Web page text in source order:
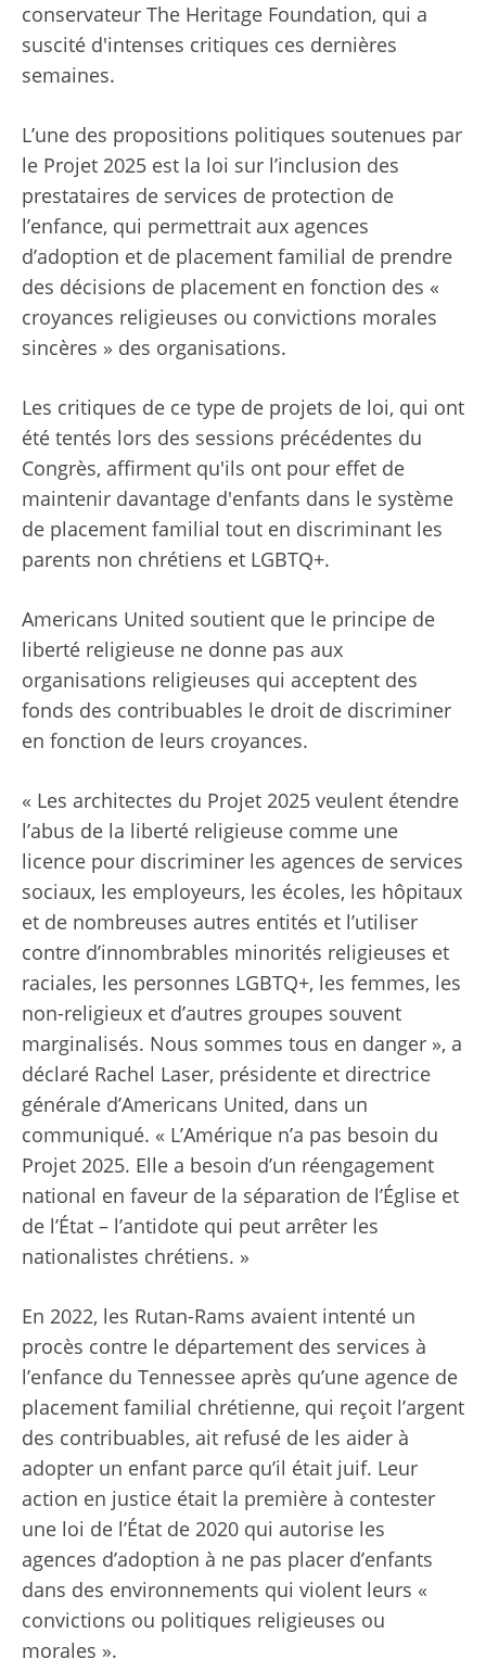
conservateur The Heritage Foundation, qui a
suscité d'intenses critiques ces dernières
semaines.
L’une des propositions politiques soutenues par
le Projet 2025 est la loi sur l’inclusion des
prestataires de services de protection de
l’enfance, qui permettrait aux agences
d’adoption et de placement familial de prendre
des décisions de placement en fonction des «
croyances religieuses ou convictions morales
sincères » des organisations.
Les critiques de ce type de projets de loi, qui ont
été tentés lors des sessions précédentes du
Congrès, affirment qu'ils ont pour effet de
maintenir davantage d'enfants dans le système
de placement familial tout en discriminant les
parents non chrétiens et LGBTQ+.
Americans United soutient que le principe de
liberté religieuse ne donne pas aux
organisations religieuses qui acceptent des
fonds des contribuables le droit de discriminer
en fonction de leurs croyances.
« Les architectes du Projet 2025 veulent étendre
l’abus de la liberté religieuse comme une
licence pour discriminer les agences de services
sociaux, les employeurs, les écoles, les hôpitaux
et de nombreuses autres entités et l’utiliser
contre d’innombrables minorités religieuses et
raciales, les personnes LGBTQ+, les femmes, les
non-religieux et d’autres groupes souvent
marginalisés. Nous sommes tous en danger », a
déclaré Rachel Laser, présidente et directrice
générale d’Americans United, dans un
communiqué. « L’Amérique n’a pas besoin du
Projet 2025. Elle a besoin d’un réengagement
national en faveur de la séparation de l’Église et
de l’État – l’antidote qui peut arrêter les
nationalistes chrétiens. »
En 2022, les Rutan-Rams avaient intenté un
procès contre le département des services à
l’enfance du Tennessee après qu’une agence de
placement familial chrétienne, qui reçoit l’argent
des contribuables, ait refusé de les aider à
adopter un enfant parce qu’il était juif. Leur
action en justice était la première à contester
une loi de l’État de 2020 qui autorise les
agences d’adoption à ne pas placer d’enfants
dans des environnements qui violent leurs «
convictions ou politiques religieuses ou
morales ».